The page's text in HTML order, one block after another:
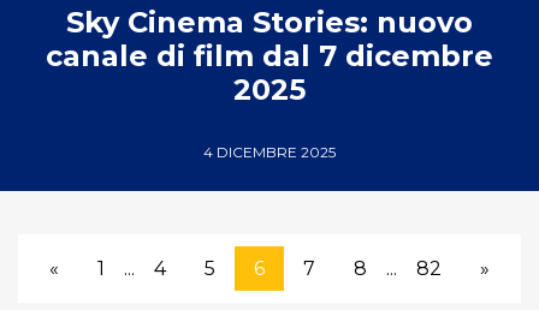
Sky Cinema Stories: nuovo
canale di film dal 7 dicembre
2025
4 DICEMBRE 2025
« 1 ... 4 5 6 7 8 ... 82 »